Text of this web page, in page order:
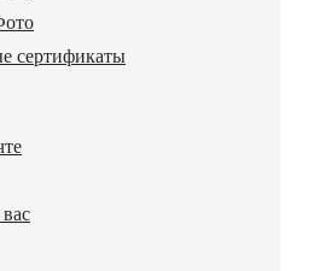
сертификаты